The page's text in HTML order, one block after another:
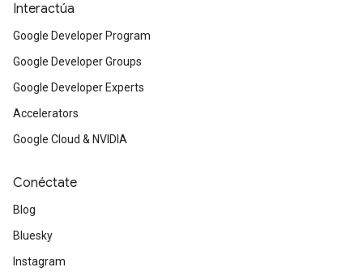
Interactúa
Google Developer Program
Google Developer Groups
Google Developer Experts
Accelerators
Google Cloud & NVIDIA
Conéctate
Blog
Bluesky
Instagram